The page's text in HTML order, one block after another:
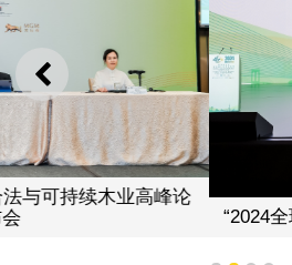
上一则
“2024全球合法与可持续木业高峰